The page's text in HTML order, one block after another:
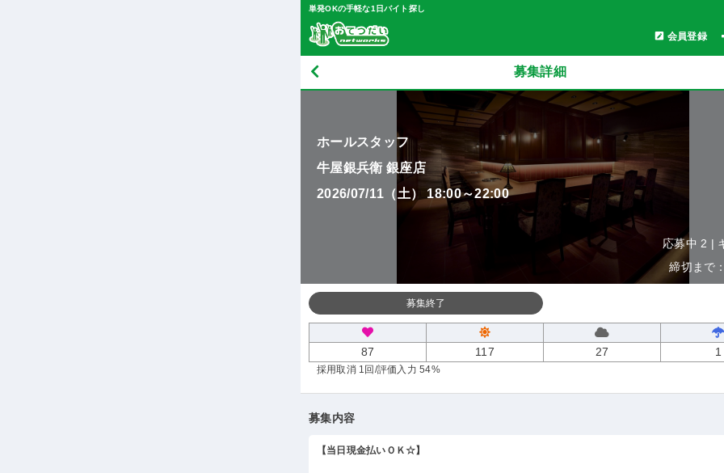
単発OKの手軽な1日バイト探し
会員登録
募集詳細
ホールスタッフ
牛屋銀兵衛 銀座店
2026/07/11（土） 18:00～22:00
応募中 2 |
締切まで
募集終了
87 117 27 1
採用取消 1回 /評価入力 54%
募集内容
【当日現金払いＯＫ☆】